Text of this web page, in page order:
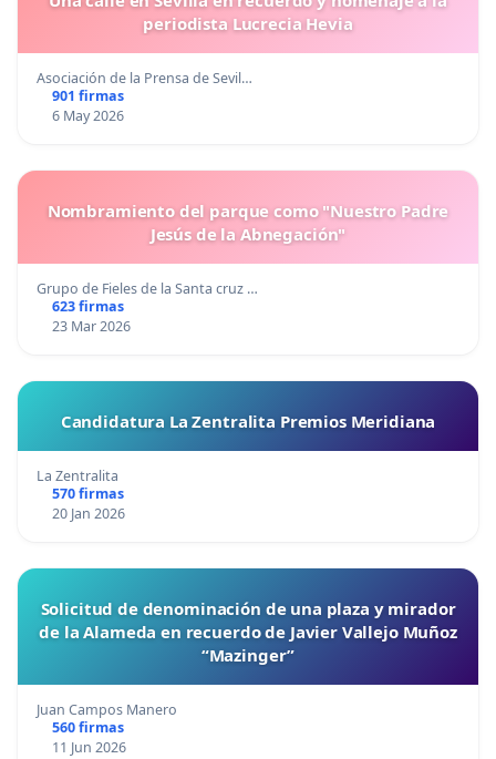
periodista Lucrecia Hevia
Asociación de la Prensa de Sevil…
901 firmas
6 May 2026
Nombramiento del parque como "Nuestro Padre
Jesús de la Abnegación"
Grupo de Fieles de la Santa cruz …
623 firmas
23 Mar 2026
Candidatura La Zentralita Premios Meridiana
La Zentralita
570 firmas
20 Jan 2026
Solicitud de denominación de una plaza y mirador
de la Alameda en recuerdo de Javier Vallejo Muñoz
“Mazinger”
Juan Campos Manero
560 firmas
11 Jun 2026